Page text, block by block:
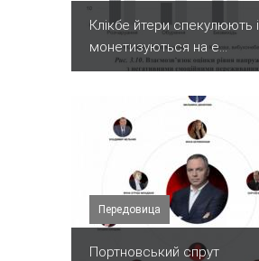
Клікбе йтери спекулюють і
монетизуються на е...
Передовица
Портновський спрут